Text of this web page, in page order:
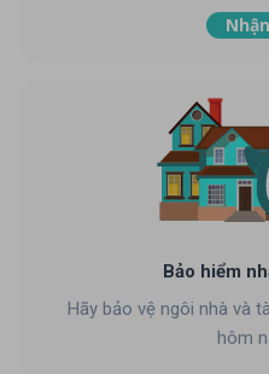
Bảo hiểm
Hãy bảo vệ ngôi nhà và
hôm